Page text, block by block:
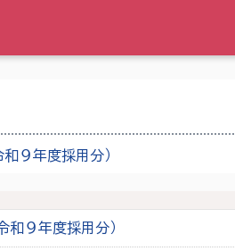
９年度採用分）
９年度採用分）